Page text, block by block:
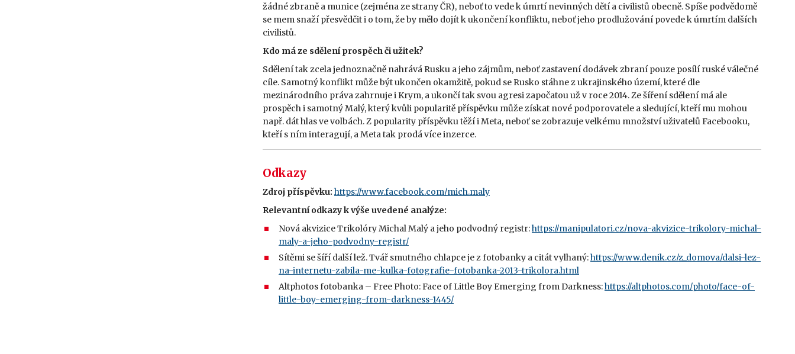
žádné zbraně a munice (zejména ze strany ČR), neboť to vede k úmrtí nevinných dětí a civilistů obecně. Spíše podvědomě
se mem snaží přesvědčit i o tom, že by mělo dojít k ukončení konfliktu, neboť jeho prodlužování povede k úmrtím dalších
civilistů.
Kdo má ze sdělení prospěch či užitek?
Sdělení tak zcela jednoznačně nahrává Rusku a jeho zájmům, neboť zastavení dodávek zbraní pouze posílí ruské válečné
cíle. Samotný konflikt může být ukončen okamžitě, pokud se Rusko stáhne z ukrajinského území, které dle
mezinárodního práva zahrnuje i Krym, a ukončí tak svou agresi započatou už v roce 2014. Ze šíření sdělení má ale
prospěch i samotný Malý, který kvůli popularitě příspěvku může získat nové podporovatele a sledující, kteří mu mohou
např. dát hlas ve volbách. Z popularity příspěvku těží i Meta, neboť se zobrazuje velkému množství uživatelů Facebooku,
kteří s ním interagují, a Meta tak prodá více inzerce.
Odkazy
Zdroj příspěvku: https://www.facebook.com/mich.maly
Relevantní odkazy k výše uvedené analýze:
Nová akvizice Trikolóry Michal Malý a jeho podvodný registr:https://manipulatori.cz/nova-akvizice-trikolory-michal-
maly-a-jeho-podvodny-registr/
Sítěmi se šíří další lež. Tvář smutného chlapce je z fotobanky a citát vylhaný:https://www.denik.cz/z_domova/dalsi-lez-
na-internetu-zabila-me-kulka-fotografie-fotobanka-2013-trikolora.html
Altphotos fotobanka – Free Photo: Face of Little Boy Emerging from Darkness:https://altphotos.com/photo/face-of-
little-boy-emerging-from-darkness-1445/